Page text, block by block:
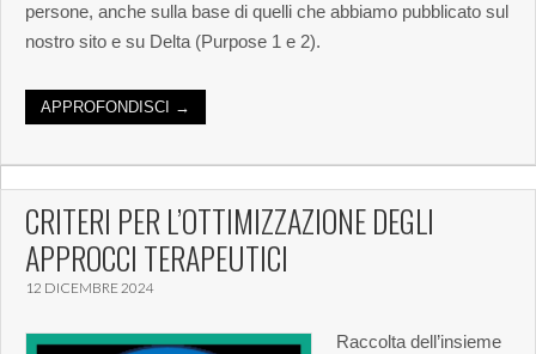
persone, anche sulla base di quelli che abbiamo pubblicato sul
nostro sito e su Delta (Purpose 1 e 2).
APPROFONDISCI →
CRITERI PER L’OTTIMIZZAZIONE DEGLI
APPROCCI TERAPEUTICI
12 DICEMBRE 2024
Raccolta dell’insieme